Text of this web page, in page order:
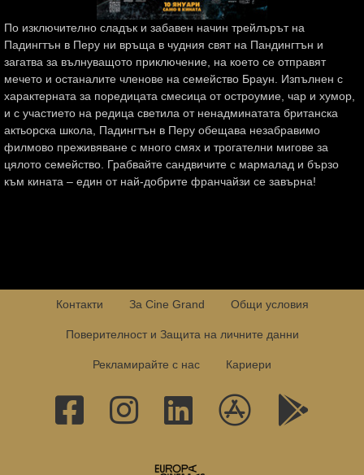
По изключително сладък и забавен начин трейлърът на
Падингтън в Перу ни връща в чудния свят на Пандингтън и
загатва за вълнуващото приключение, на което се отправят
мечето и останалите членове на семейство Браун. Изпълнен с
характерната за поредицата смесица от остроумие, чар и хумор,
и с участието на редица светила от ненадминатата британска
актьорска школа, Падингтън в Перу обещава незабравимо
филмово преживяване с много смях и трогателни мигове за
цялото семейство. Грабвайте сандвичите с мармалад и бързо
към кината – един от най-добрите франчайзи се завърна!
Контакти За Cine Grand Общи условия
Поверителност и Защита на личните данни
Рекламирайте с нас Кариери